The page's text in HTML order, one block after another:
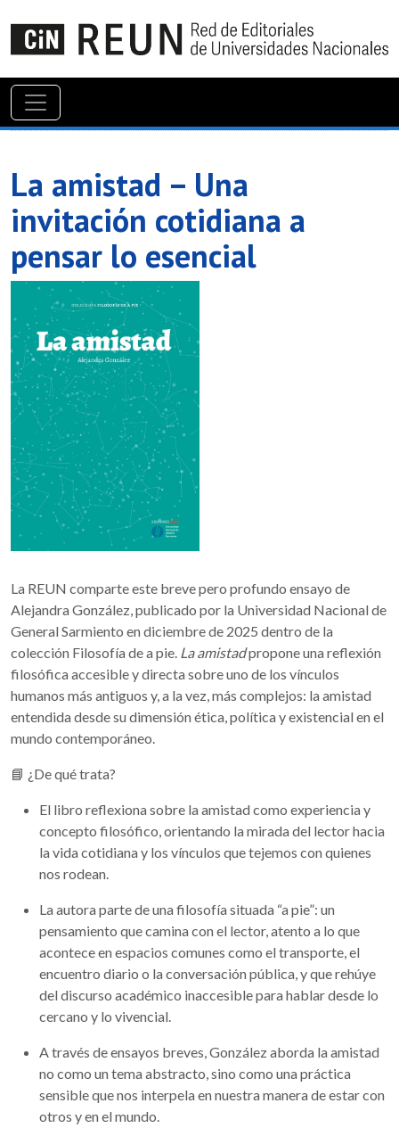
La amistad – Una
invitación cotidiana a
pensar lo esencial
La REUN comparte este breve pero profundo ensayo de
Alejandra González, publicado por la Universidad Nacional de
General Sarmiento en diciembre de 2025 dentro de la
colección Filosofía de a pie. La amistadpropone una reflexión
filosófica accesible y directa sobre uno de los vínculos
humanos más antiguos y, a la vez, más complejos: la amistad
entendida desde su dimensión ética, política y existencial en el
mundo contemporáneo.
📘 ¿De qué trata?
El libro reflexiona sobre la amistad como experiencia y
concepto filosófico, orientando la mirada del lector hacia
la vida cotidiana y los vínculos que tejemos con quienes
nos rodean.
La autora parte de una filosofía situada “a pie”: un
pensamiento que camina con el lector, atento a lo que
acontece en espacios comunes como el transporte, el
encuentro diario o la conversación pública, y que rehúye
del discurso académico inaccesible para hablar desde lo
cercano y lo vivencial.
A través de ensayos breves, González aborda la amistad
no como un tema abstracto, sino como una práctica
sensible que nos interpela en nuestra manera de estar con
otros y en el mundo.